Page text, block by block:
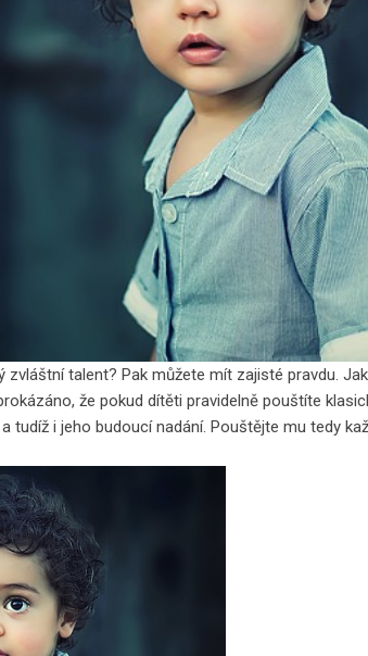
talent? Pak můžete mít zajisté pravdu.
že pokud dítěti pravidelně pouštíte
tudíž i jeho budoucí nadání. Pouštějte mu tedy